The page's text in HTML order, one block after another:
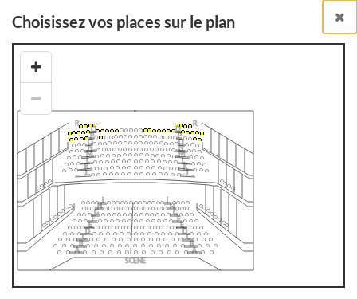
Billetterie en ligne
Billets à l'unité
RETOUR À LA LISTE DES SPECTACLES
Choisissez vos places sur le plan